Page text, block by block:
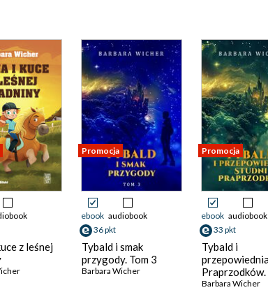
z leśnej
Promocja
ebook audiobook
36 pkt
Tybald i smak
przygody. Tom 3
Barbara Wicher
Promocja
ebook audiobook
33 pkt
Tybald i
Praprzodków.
Barbara Wicher